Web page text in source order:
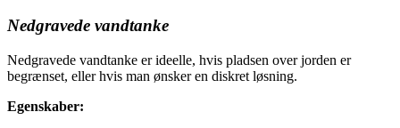
Nedgravede vandtanke
Nedgravede vandtanke er ideelle, hvis pladsen over jorden er
begrænset, eller hvis man ønsker en diskret løsning.
Egenskaber: